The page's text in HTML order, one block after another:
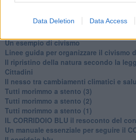
Data Deletion Data Access
​Un esempio di civismo
​Linee guida per organizzare il civismo
​Il ripristino della natura secondo la
Cittadini
Il nesso tra cambiamenti climatici e
Tutti morimmo a stento (3)
Tutti morimmo a stento (2)
​Tutti morimmo a stento (1)
IL CORRIDOIO BLU il resoconto del
Un manuale essenziale per seguire il